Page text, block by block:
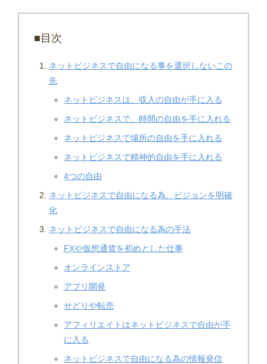
■目次
ネットビジネスで自由になる事を選択しないこの
先
ネットビジネスは、収入の自由が手に入る
ネットビジネスで、時間の自由を手に入れる
ネットビジネスで場所の自由を手に入れる
ネットビジネスで精神的自由を手に入れる
4つの自由
ネットビジネスで自由になる為、ビジョンを明確
化
ネットビジネスで自由になる為の手法
FXや仮想通貨を初めとした仕事
オンラインストア
アプリ開発
せどりや転売
アフィリエイトはネットビジネスで自由が手
に入る
ネットビジネスで自由になる為の情報発信